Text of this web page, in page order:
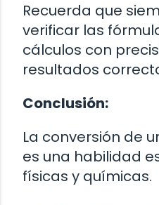
Recuerda que
verificar las
cálculos con
resultados
Conclusión:
La conversión de
es una habilidad
físicas y químicas.